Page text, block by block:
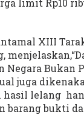
limit Rp10
XIII
Bukan
juga
lelang
bukti